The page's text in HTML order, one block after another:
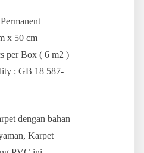
x 50 cm
per Box ( 6 m2 )
: GB 18 587-
dengan bahan
Karpet